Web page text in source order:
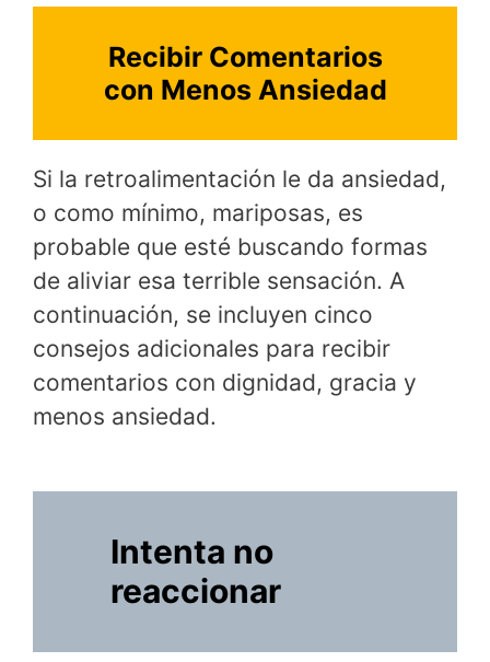
Recibir Comentarios
con Menos Ansiedad
Si la retroalimentación le da ansiedad,
o como mínimo, mariposas, es
probable que esté buscando formas
de aliviar esa terrible sensación. A
continuación, se incluyen cinco
consejos adicionales para recibir
comentarios con dignidad, gracia y
menos ansiedad.
Intenta no
reaccionar